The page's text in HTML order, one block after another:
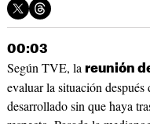
00:03
Según TVE, la reunión
evaluar la situación
desarrollado sin que haya